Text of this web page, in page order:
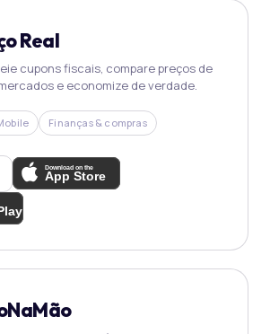
Real
cupons fiscais, compare preços de
e economize de verdade.
Finanças & compras